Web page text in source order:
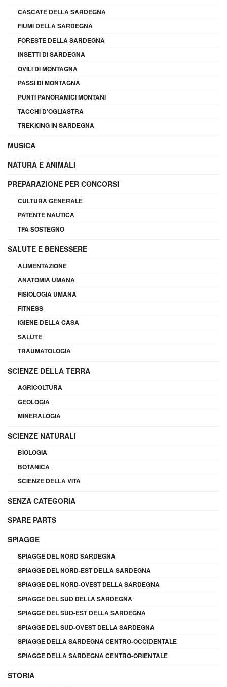
CASCATE DELLA SARDEGNA
FIUMI DELLA SARDEGNA
FORESTE DELLA SARDEGNA
INSETTI DI SARDEGNA
OVILI DI MONTAGNA
PASSI DI MONTAGNA
PUNTI PANORAMICI MONTANI
TACCHI D'OGLIASTRA
TREKKING IN SARDEGNA
MUSICA
NATURA E ANIMALI
PREPARAZIONE PER CONCORSI
CULTURA GENERALE
PATENTE NAUTICA
TFA SOSTEGNO
SALUTE E BENESSERE
ALIMENTAZIONE
ANATOMIA UMANA
FISIOLOGIA UMANA
FITNESS
IGIENE DELLA CASA
SALUTE
TRAUMATOLOGIA
SCIENZE DELLA TERRA
AGRICOLTURA
GEOLOGIA
MINERALOGIA
SCIENZE NATURALI
BIOLOGIA
BOTANICA
SCIENZE DELLA VITA
SENZA CATEGORIA
SPARE PARTS
SPIAGGE
SPIAGGE DEL NORD SARDEGNA
SPIAGGE DEL NORD-EST DELLA SARDEGNA
SPIAGGE DEL NORD-OVEST DELLA SARDEGNA
SPIAGGE DEL SUD DELLA SARDEGNA
SPIAGGE DEL SUD-EST DELLA SARDEGNA
SPIAGGE DEL SUD-OVEST DELLA SARDEGNA
SPIAGGE DELLA SARDEGNA CENTRO-OCCIDENTALE
SPIAGGE DELLA SARDEGNA CENTRO-ORIENTALE
STORIA